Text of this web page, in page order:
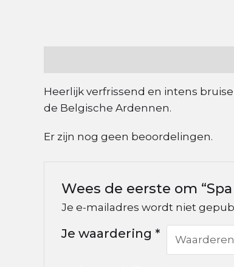
Heerlijk verfrissend en intens
de Belgische Ardennen.
Er zijn nog geen beoordelingen.
Wees de eerste om
Je e-mailadres wordt niet
Je waardering *